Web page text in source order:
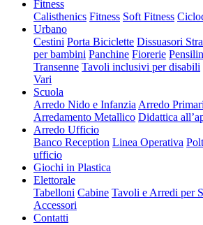
Fitness
Calisthenics Fitness Soft Fitness
Urbano
Cestini Porta Biciclette Dissuasori
per bambini Panchine Fiorerie
Transenne Tavoli inclusivi per disabili
Vari
Scuola
Arredo Nido e Infanzia Arredo
Arredamento Metallico Didattica
Arredo Ufficio
Banco Reception Linea Operativa
ufficio
Giochi in Plastica
Elettorale
Tabelloni Cabine Tavoli e Arredi per
Accessori
Contatti